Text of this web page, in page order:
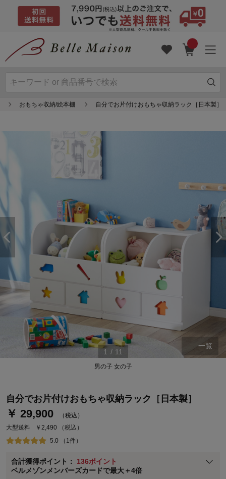
おもちゃ収納/絵本棚 自分でお片付けおもちゃ収納ラック［日本製］
男の子 女の子
1 / 11
一覧
自分でお片付けおもちゃ収納ラック［日本製］
￥ 29,900
（税込）
大型送料
￥2,490
（税込）
5.0 （1件）
合計獲得ポイント： 136ポイント
ベルメゾンメンバーズカードで最大＋4倍
ステージが上がれば送料無料・返品引取無料！
さらにポイント還元最大16倍！
ベルメゾン・ポイントについて
即時入会なら更に500円OFFクーポンプレゼント
※メンバーズカードの加算ポイントはステージ倍率適用前の基本ポイント
に対して適用されます。